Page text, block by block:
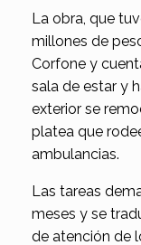
La obra, que
millones de
Corfone y
sala de estar y
exterior se
platea que
ambulancias.
Las tareas
meses y se
de atención de